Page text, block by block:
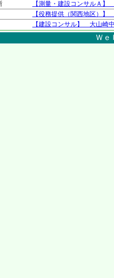
【測量・建設コンサルＡ
【役務提供（関西地区）
【建設コンサル】 大山崎
Ｗｅ